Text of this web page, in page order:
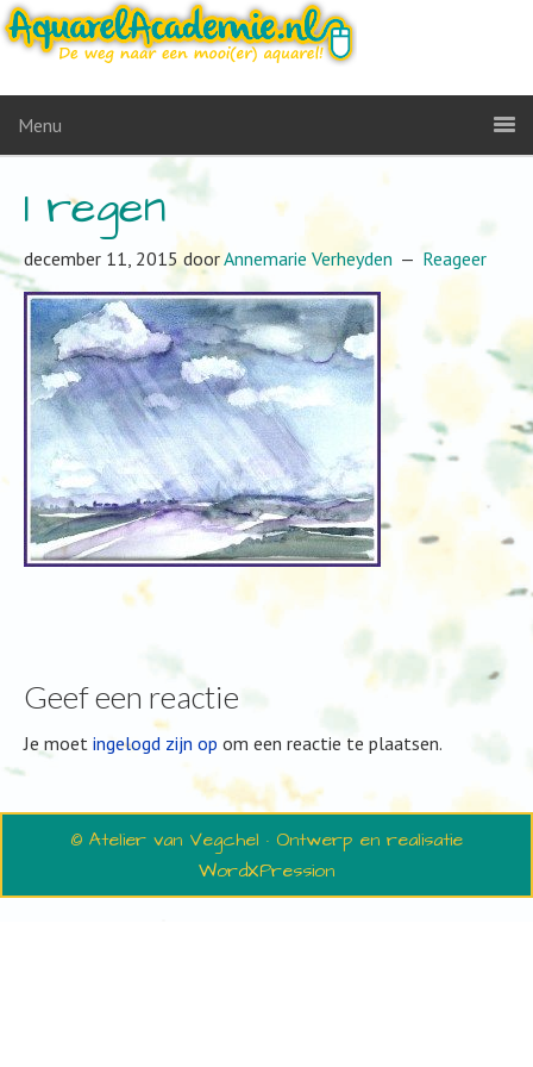
Menu
1 regen
december 11, 2015 doorAnnemarie Verheyden Reageer
Geef een reactie
Je moet ingelogd zijn op om een reactie te plaatsen.
© Atelier van Vegchel · Ontwerp en realisatie
WordXPression